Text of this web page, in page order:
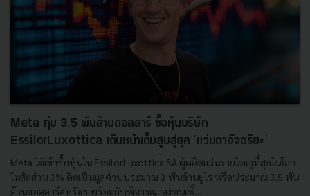
Meta ทุ่ม 3.5 พันล้านดอลลาร์ ซื้อหุ้นบริษัท
EssilorLuxottica เดินหน้าเต็มสูบสู่ยุค 'แว่นตาอัจฉริยะ'
Meta ได้เข้าซื้อหุ้นใน EssilorLuxottica SA ผู้ผลิตแว่นรายใหญ่ที่สุดในโลก
ในสัดส่วน 3% คิดเป็นมูลค่าปประมาณ 3 พันล้านยูโร หรือประมาณ 3.5 พัน
ล้านดอลลาร์สหรัฐฯ พร้อมกับพิจารณาลงทุนเพิ่...